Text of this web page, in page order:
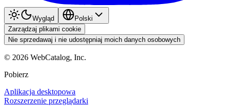
Wygląd
Polski
Zarządzaj plikami cookie
Nie sprzedawaj i nie udostępniaj moich danych osobowych
© 2026 WebCatalog, Inc.
Pobierz
Aplikacja desktopowa
Rozszerzenie przeglądarki